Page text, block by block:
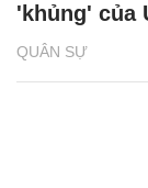
QUÂN SỰ
'khủng' của